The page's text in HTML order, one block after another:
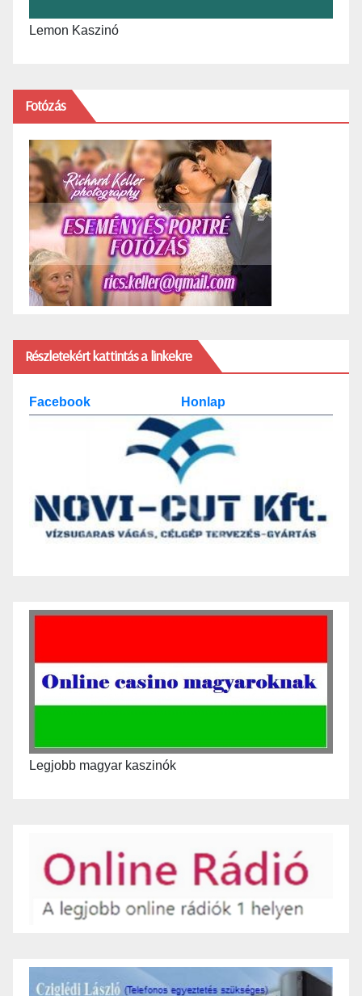
Lemon Kaszinó
Fotózás
Részletekért kattintás a linkekre
Facebook Honlap
Legjobb magyar kaszinók